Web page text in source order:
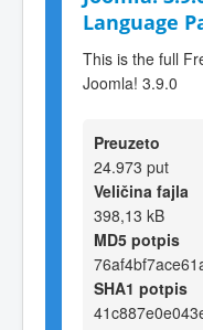
Language
This is the full
Joomla! 3.9.0
Preuzeto
24.973 put
Veličina fajla
398,13 kB
MD5 potpis
SHA1 potpis